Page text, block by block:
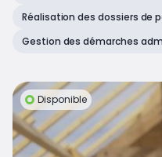
Réalisation des dossiers de
Gestion des démarches
Disponible